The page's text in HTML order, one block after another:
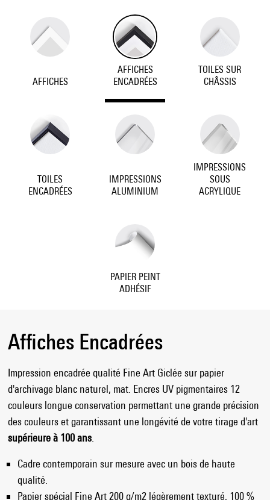
AFFICHES
AFFICHES
ENCADRÉES
TOILES SUR
CHÂSSIS
TOILES
ENCADRÉES
IMPRESSIONS
ALUMINIUM
IMPRESSIONS
SOUS
ACRYLIQUE
PAPIER PEINT
ADHÉSIF
Affiches Encadrées
Impression encadrée qualité Fine Art Giclée sur papier
d'archivage blanc naturel, mat. Encres UV pigmentaires 12
couleurs longue conservation permettant une grande précision
des couleurs et garantissant une longévité de votre tirage d'art
supérieure à 100 ans
Cadre contemporain sur mesure avec un bois de haute
qualité.
Papier spécial Fine Art 200 g/m2 légèrement texturé, 100 %